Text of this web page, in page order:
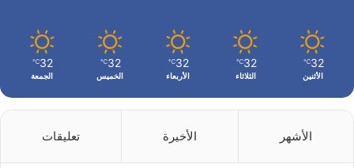
32
℃
الأثنين
32
℃
الثلاثاء
32
℃
الأربعاء
32
℃
الخميس
32
℃
الجمعة
الأشهر الأخيرة تعليقات